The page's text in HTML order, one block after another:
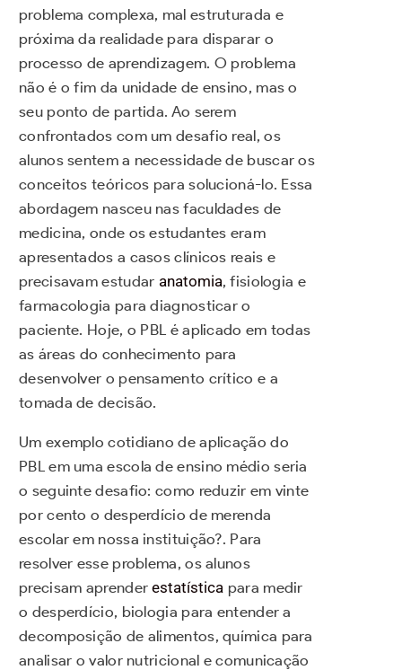
problema complexa, mal estruturada e
próxima da realidade para disparar o
processo de aprendizagem. O problema
não é o fim da unidade de ensino, mas o
seu ponto de partida. Ao serem
confrontados com um desafio real, os
alunos sentem a necessidade de buscar os
conceitos teóricos para solucioná-lo. Essa
abordagem nasceu nas faculdades de
medicina, onde os estudantes eram
apresentados a casos clínicos reais e
precisavam estudar anatomia, fisiologia e
farmacologia para diagnosticar o
paciente. Hoje, o PBL é aplicado em todas
as áreas do conhecimento para
desenvolver o pensamento crítico e a
tomada de decisão.
Um exemplo cotidiano de aplicação do
PBL em uma escola de ensino médio seria
o seguinte desafio: como reduzir em vinte
por cento o desperdício de merenda
escolar em nossa instituição?. Para
resolver esse problema, os alunos
precisam aprenderestatística para medir
o desperdício, biologia para entender a
decomposição de alimentos, química para
analisar o valor nutricional e comunicação